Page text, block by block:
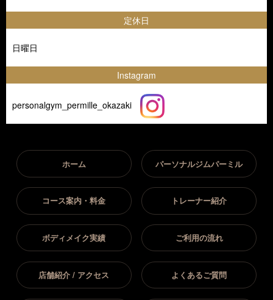
定休日
日曜日
Instagram
personalgym_permille_okazaki
ホーム パーソナルジムパーミル
コース案内・料金 トレーナー紹介
ボディメイク実績 ご利用の流れ
店舗紹介 / アクセス よくあるご質問